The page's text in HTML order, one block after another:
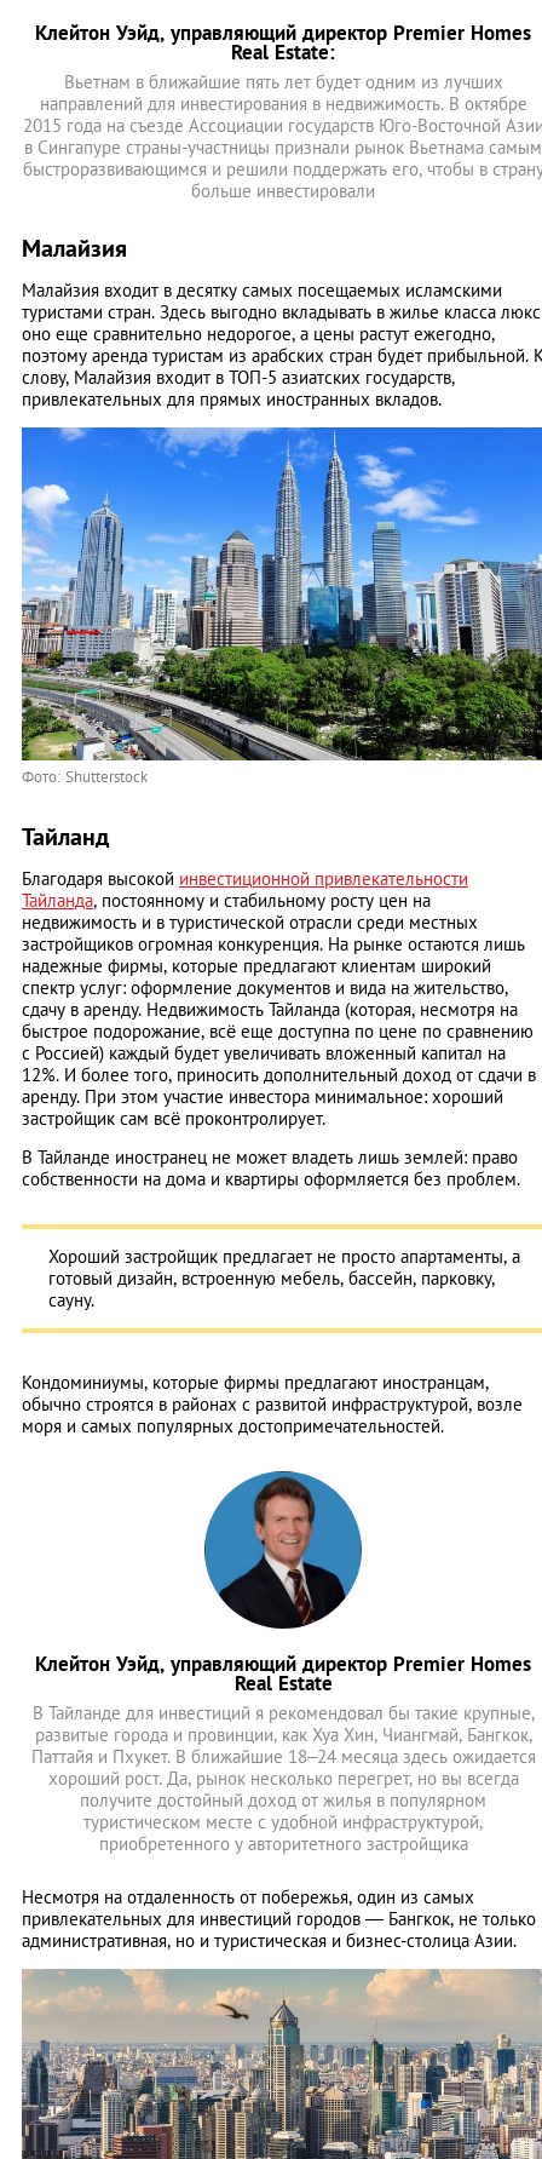
Клейтон Уэйд, управляющий директор Premier Homes
Real Estate:
Вьетнам в ближайшие пять лет будет одним из лучших
направлений для инвестирования в недвижимость. В октябре
2015 года на съезде Ассоциации государств Юго-Восточной
в Сингапуре страны-участницы признали рынок Вьетнама самым
быстроразвивающимся и решили поддержать его, чтобы в
больше инвестировали
Малайзия
Малайзия входит в десятку самых посещаемых исламскими
туристами стран. Здесь выгодно вкладывать в жилье класса
оно еще сравнительно недорогое, а цены растут ежегодно,
поэтому аренда туристам из арабских стран будет прибыльной.
слову, Малайзия входит в ТОП-5 азиатских государств,
привлекательных для прямых иностранных вкладов.
Фото: Shutterstock
Тайланд
Благодаря высокой инвестиционной привлекательности
Тайланда, постоянному и стабильному росту цен на
недвижимость и в туристической отрасли среди местных
застройщиков огромная конкуренция. На рынке остаются лишь
надежные фирмы, которые предлагают клиентам широкий
спектр услуг: оформление документов и вида на жительство,
сдачу в аренду. Недвижимость Тайланда (которая, несмотря на
быстрое подорожание, всё еще доступна по цене по сравнению
с Россией) каждый будет увеличивать вложенный капитал на
12%. И более того, приносить дополнительный доход от сдачи в
аренду. При этом участие инвестора минимальное: хороший
застройщик сам всё проконтролирует.
В Тайланде иностранец не может владеть лишь землей: право
собственности на дома и квартиры оформляется без проблем.
Хороший застройщик предлагает не просто апартаменты, а
готовый дизайн, встроенную мебель, бассейн, парковку,
сауну.
Кондоминиумы, которые фирмы предлагают иностранцам,
обычно строятся в районах с развитой инфраструктурой, возле
моря и самых популярных достопримечательностей.
Клейтон Уэйд, управляющий директор Premier Homes
Real Estate
В Тайланде для инвестиций я рекомендовал бы такие крупные,
развитые города и провинции, как Хуа Хин, Чиангмай, Бангкок,
Паттайя и Пхукет. В ближайшие 18–24 месяца здесь ожидается
хороший рост. Да, рынок несколько перегрет, но вы всегда
получите достойный доход от жилья в популярном
туристическом месте с удобной инфраструктурой,
приобретенного у авторитетного застройщика
Несмотря на отдаленность от побережья, один из самых
привлекательных для инвестиций городов — Бангкок, не только
административная, но и туристическая и бизнес-столица Азии.